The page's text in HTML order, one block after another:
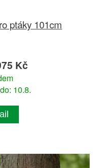
ptáky 101cm
Kč
10.8.